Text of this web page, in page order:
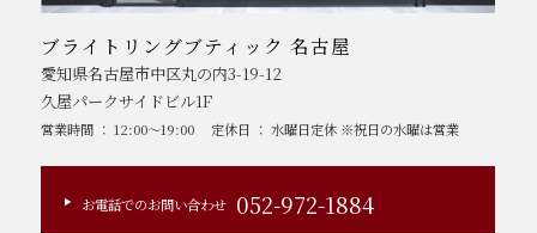
ブライトリングブティック 名古屋
愛知県名古屋市中区丸の内3-19-12
久屋パークサイドビル1F
営業時間 ： 12:00～19:00 定休日 ： 水曜日定休 ※祝日の水曜は営業
お電話でのお問い合わせ 052-972-1884